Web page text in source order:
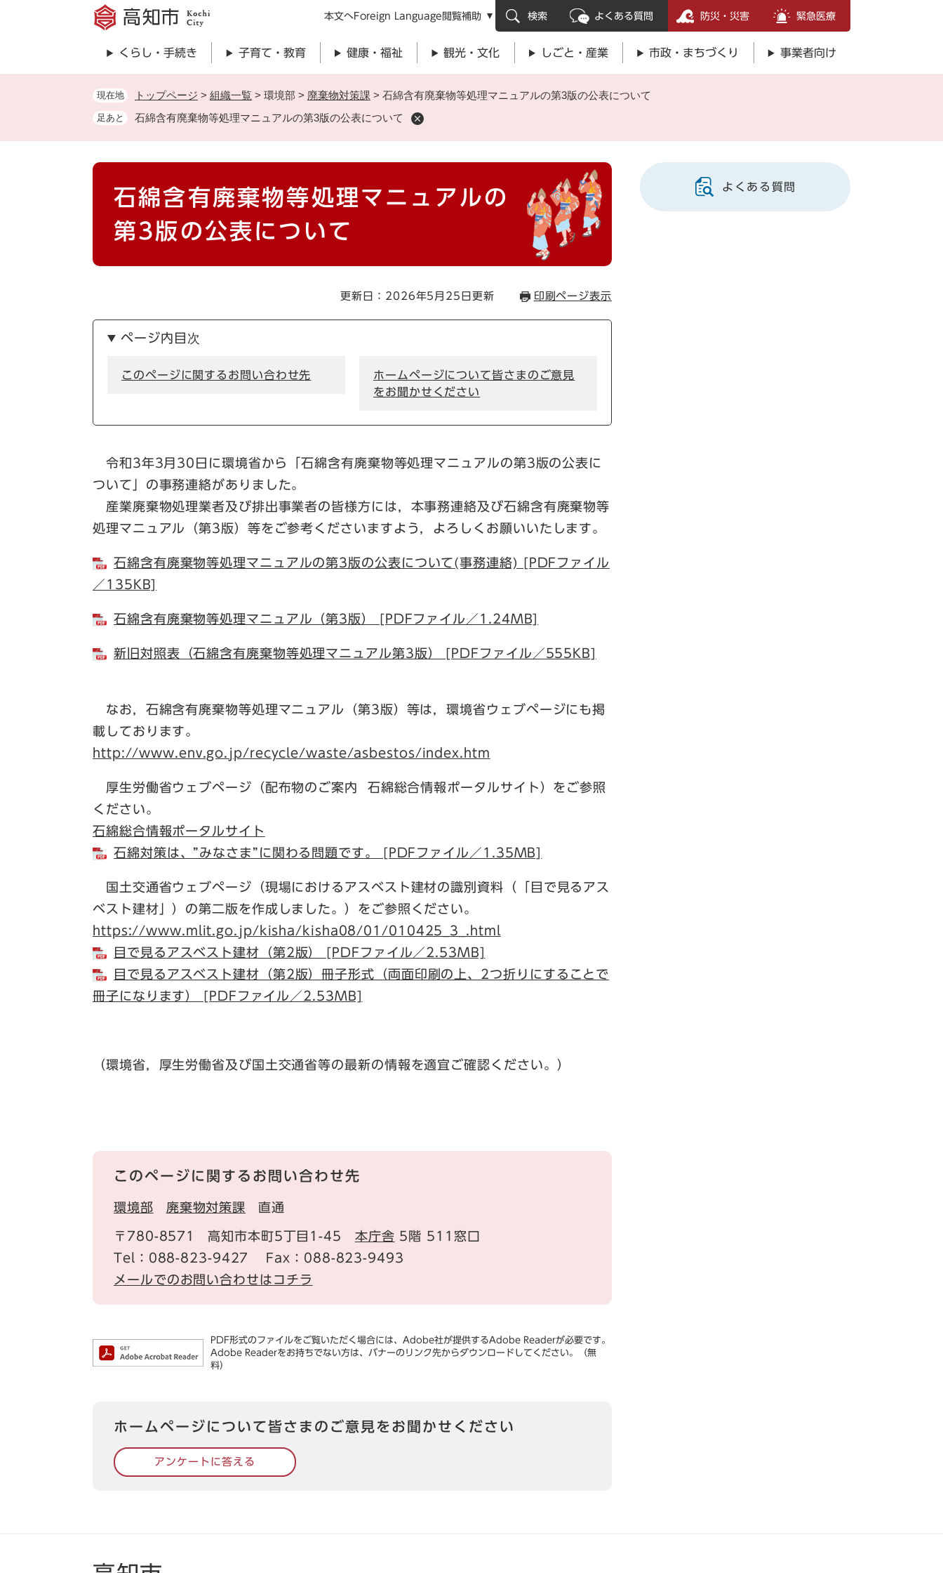
先
。
メニューを飛ばして本文へ
本文へForeign Language 閲覧補助 検索 よくある質問 防災・災害 緊急医療
くらし・手続き 子育て・教育 健康・福祉 観光・文化 しごと・産業 市政・まちづくり 事業者向け
現在地 トップページ > 組織一覧 > 環境部 > 廃棄物対策課 > 石綿含有廃棄物等処理マニュアルの第3版の公表について
足あと 石綿含有廃棄物等処理マニュアルの第3版の公表について
本
石綿含有廃棄物等処理マニュアルの
第3版の公表について
更新日：2026年5月25日更新 印刷ページ表示
ページ内目次
このページに関するお問い合わせ先
ホームページについて皆さまのご意見
をお聞かせください
令和3年3月30日に環境省から「石綿含有廃棄物等処理マニュアルの第3版の公表に
ついて」の事務連絡がありました。
産業廃棄物処理業者及び排出事業者の皆様方には，本事務連絡及び石綿含有廃棄物等
処理マニュアル（第3版）等をご参考くださいますよう，よろしくお願いいたします。
石綿含有廃棄物等処理マニュアルの第3版の公表について(事務連絡) [PDFファイル
／135KB]
石綿含有廃棄物等処理マニュアル（第3版） [PDFファイル／1.24MB]
新旧対照表（石綿含有廃棄物等処理マニュアル第3版） [PDFファイル／555KB]
なお，石綿含有廃棄物等処理マニュアル（第3版）等は，環境省ウェブページにも掲
載しております。
http://www.env.go.jp/recycle/waste/asbestos/index.htm
厚生労働省ウェブページ（配布物のご案内 石綿総合情報ポータルサイト）をご参照
ください。
石綿総合情報ポータルサイト
石綿対策は、”みなさま”に関わる問題です。 [PDFファイル／1.35MB]
国土交通省ウェブページ（現場におけるアスベスト建材の識別資料（「目で見るアス
ベスト建材」）の第二版を作成しました。）をご参照ください。
https://www.mlit.go.jp/kisha/kisha08/01/010425_3_.html
目で見るアスベスト建材（第2版） [PDFファイル／2.53MB]
目で見るアスベスト建材（第2版）冊子形式（両面印刷の上、2つ折りにすることで
冊子になります） [PDFファイル／2.53MB]
（環境省，厚生労働省及び国土交通省等の最新の情報を適宜ご確認ください。）
このページに関するお問い合わせ先
環境部 廃棄物対策課 直通
〒780-8571 高知市本町5丁目1-45 本庁舎 5階 511窓口
Tel：088-823-9427
Fax：088-823-9493
メールでのお問い合わせはコチラ
PDF形式のファイルをご覧いただく場合には、Adobe社が提供するAdobe Readerが必要です。
Adobe Readerをお持ちでない方は、バナーのリンク先からダウンロードしてください。（無
料）
ホームページについて皆さまのご意見をお聞かせください
アンケートに答える
よくある質問